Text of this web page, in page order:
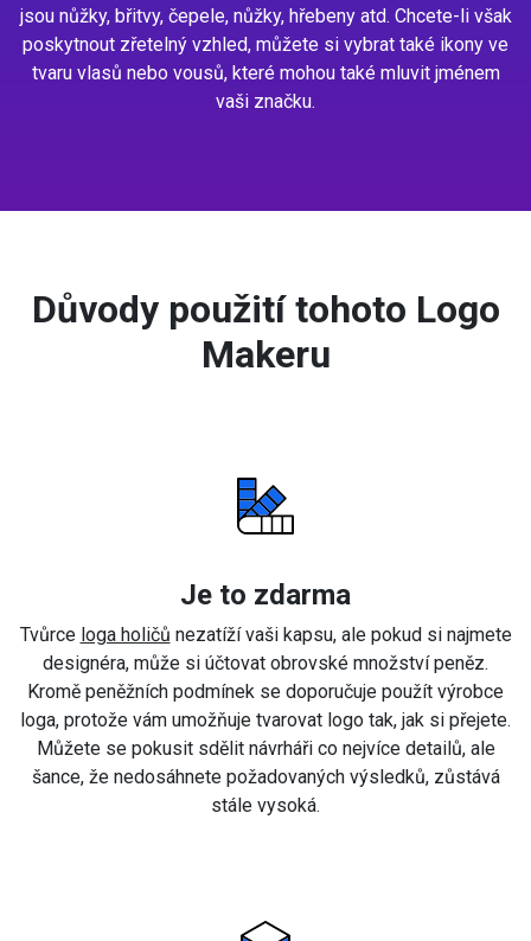
jsou nůžky, břitvy, čepele, nůžky, hřebeny atd. Chcete-li však
poskytnout zřetelný vzhled, můžete si vybrat také ikony ve
tvaru vlasů nebo vousů, které mohou také mluvit jménem
vaši značku.
Důvody použití tohoto Logo
Makeru
Je to zdarma
Tvůrce loga holičů nezatíží vaši kapsu, ale pokud si najmete
designéra, může si účtovat obrovské množství peněz.
Kromě peněžních podmínek se doporučuje použít výrobce
loga, protože vám umožňuje tvarovat logo tak, jak si přejete.
Můžete se pokusit sdělit návrháři co nejvíce detailů, ale
šance, že nedosáhnete požadovaných výsledků, zůstává
stále vysoká.